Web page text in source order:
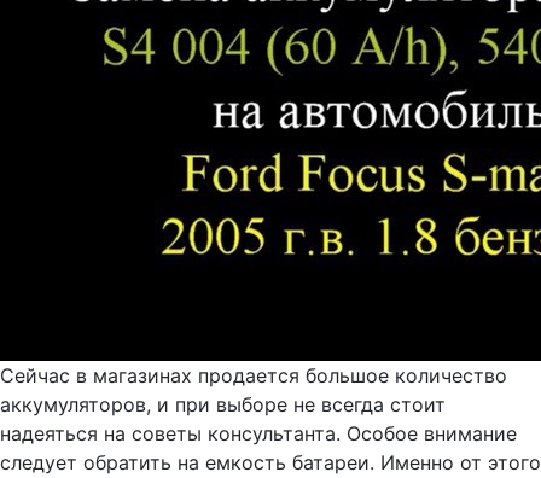
Сейчас в магазинах продается большое количество
аккумуляторов, и при выборе не всегда стоит
надеяться на советы консультанта. Особое внимание
следует обратить на емкость батареи. Именно от этого